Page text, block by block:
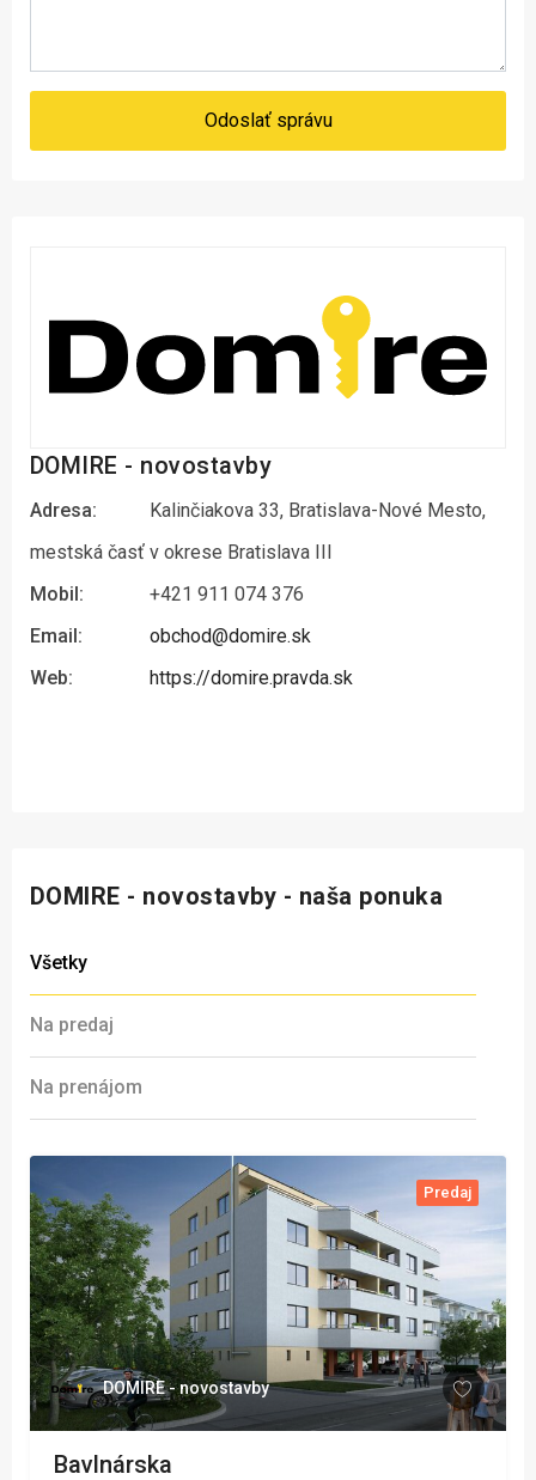
Odoslať správu
DOMIRE - novostavby
Adresa:
Kalinčiakova 33, Bratislava-Nové Mesto,
mestská časť v okrese Bratislava III
Mobil:
+421 911 074 376
Email:
obchod@domire.sk
Web:
https://domire.pravda.sk
DOMIRE - novostavby - naša ponuka
Všetky
Na predaj
Na prenájom
Predaj
DOMIRE - novostavby
Bavlnárska